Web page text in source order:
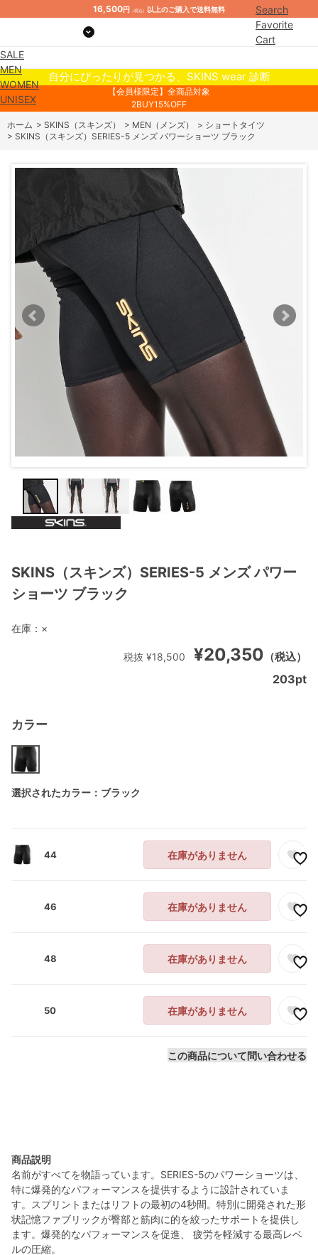
16,500円 （税込） 以上のご購入で送料無料
Search
Favorite
Cart
SALE
MEN
WOMEN
UNISEX
自分にぴったりが見つかる、SKINS wear 診断
【会員様限定】全商品対象
2BUY15%OFF
ホーム > SKINS（スキンズ） > MEN（メンズ） > ショートタイツ
> SKINS（スキンズ）SERIES-5 メンズ パワーショーツ ブラック
SKINS（スキンズ）SERIES-5 メンズ パワー
ショーツ ブラック
¥20,350 （税込）
税抜 ¥18,500
カラー
選択されたカラー：ブラック
44 在庫がありません
46 在庫がありません
48 在庫がありません
50 在庫がありません
この商品について問い合わせる
商品説明
名前がすべてを物語っています。SERIES-5のパワーショーツは、
特に爆発的なパフォーマンスを提供するように設計されていま
す。スプリントまたはリフトの最初の4秒間。特別に開発された形
状記憶ファブリックが臀部と筋肉に的を絞ったサポートを提供し
ます。爆発的なパフォーマンスを促進、 疲労を軽減する最高レベ
ルの圧縮。
在庫： ×
203pt